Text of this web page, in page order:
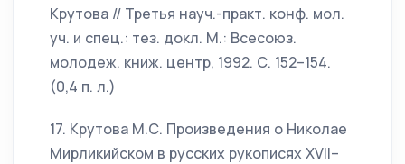
Крутова // Третья науч.-практ. конф. мол.
уч. и спец.: тез. докл. М.: Всесоюз.
молодеж. книж. центр, 1992. С. 152–154.
(0,4 п. л.)
17. Крутова М.С. Произведения о Николае
Мирликийском в русских рукописях XVII–